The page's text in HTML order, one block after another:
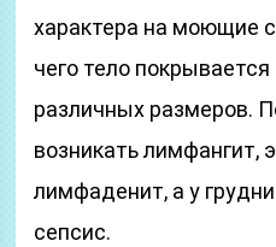
характера на моющие
чего тело
различных размеров.
возникать лимфангит,
лимфаденит, а у
сепсис.